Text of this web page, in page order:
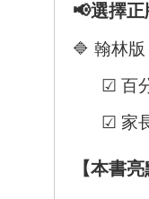
📢選擇
🔷 翰林
☑︎ 百
☑︎ 家
【本書亮